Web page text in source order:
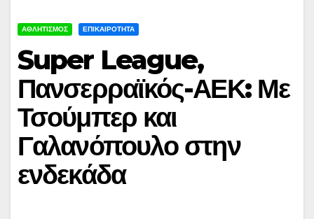
ΑΘΛΗΤΙΣΜΟΣ ΕΠΙΚΑΙΡΟΤΗΤΑ
Super League,
Πανσερραϊκός-ΑΕΚ: Με
Τσούμπερ και
Γαλανόπουλο στην
ενδεκάδα